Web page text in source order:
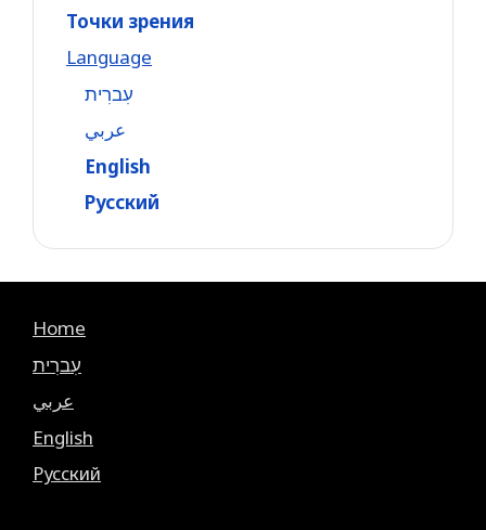
Точки зрения
Language
עִברִית
عربي
English
Русский
Home
עִברִית
عربي
English
Русский